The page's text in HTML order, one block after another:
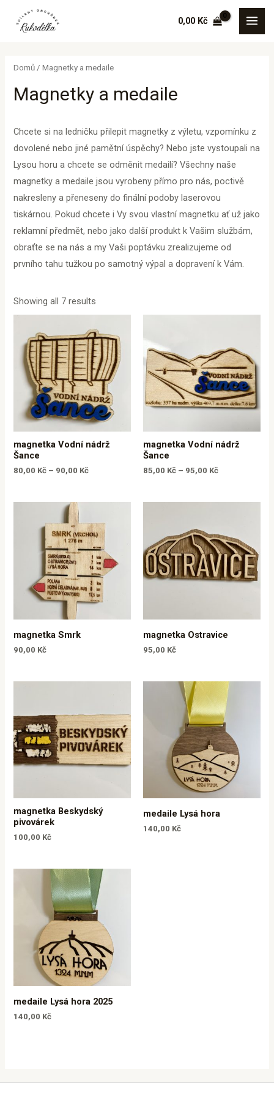
Přeskočit
0,00 Kč
Domů / Magnetky a medaile
Magnetky a medaile
Chcete si na ledničku přilepit magnetky z výletu, vzpomínku z
dovolené nebo jiné pamětní úspěchy? Nebo jste vystoupali na
Lysou horu a chcete se odměnit medailí? Všechny naše
magnetky a medaile jsou vyrobeny přímo pro nás, poctivě
nakresleny a přeneseny do finální podoby laserovou
tiskárnou. Pokud chcete i Vy svou vlastní magnetku ať už jako
reklamní předmět, nebo jako další produkt k Vašim službám,
obraťte se na nás a my Vaši poptávku zrealizujeme od
prvního tahu tužkou po samotný výpal a dopravení k Vám.
Showing all 7 results
magnetka Vodní nádrž
Šance
80,00 Kč – 90,00 Kč
magnetka Vodní nádrž
Šance
85,00 Kč – 95,00 Kč
magnetka Smrk
90,00 Kč
magnetka Ostravice
95,00 Kč
magnetka Beskydský
pivovárek
100,00 Kč
medaile Lysá hora
140,00 Kč
medaile Lysá hora 2025
140,00 Kč